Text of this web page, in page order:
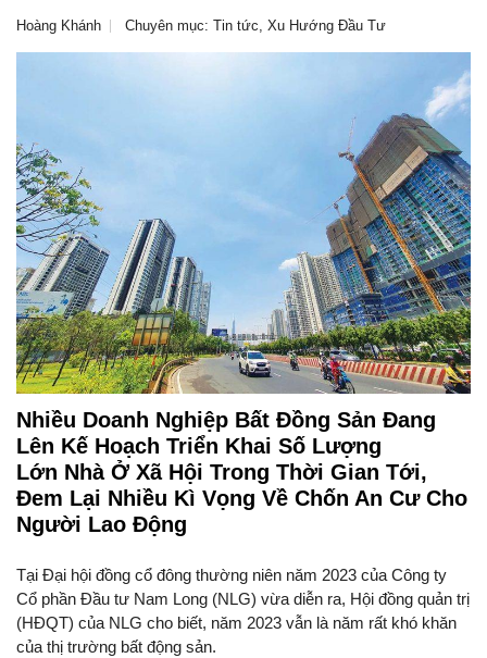
Hoàng Khánh Chuyên mục: Tin tức, Xu Hướng Đầu Tư
Nhiều Doanh Nghiệp Bất Đồng Sản Đang
Lên Kế Hoạch Triển Khai Số Lượng
Lớn Nhà Ở Xã Hội Trong Thời Gian Tới,
Đem Lại Nhiều Kì Vọng Về Chốn An Cư Cho
Người Lao Động
Tại Đại hội đồng cổ đông thường niên năm 2023 của Công ty
Cổ phần Đầu tư Nam Long (NLG) vừa diễn ra, Hội đồng quản trị
(HĐQT) của NLG cho biết, năm 2023 vẫn là năm rất khó khăn
của thị trường bất động sản.